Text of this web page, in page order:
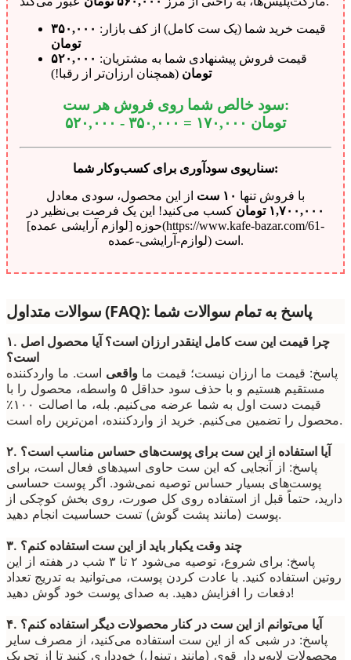
قیمت خرید شما (یک ست کامل) از کف بازار: ۳۵۰,۰۰۰
تومان
قیمت فروش پیشنهادی شما به مشتریان: ۵۲۰,۰۰۰
تومان (همچنان ارزان‌تر از رقبا!)
سود خالص شما روی فروش هر ست:
۵۲۰,۰۰۰ - ۳۵۰,۰۰۰ =
۱۷۰,۰۰۰ تومان
سناریوی سودآوری برای کسب‌وکار شما:
با فروش تنها ۱۰ ست
از این محصول، سودی معادل
۱,۷۰۰,۰۰۰ تومان
کسب می‌کنید! این یک فرصت بی‌نظیر در
حوزه [لوازم آرایشی عمده](https://www.kafe-bazar.com/61-
لوازم-آرایشی-عمده) است.
سوالات متداول (FAQ): پاسخ به تمام سوالات شما
۱. چرا قیمت این ست کامل اینقدر ارزان است؟ آیا محصول اصل
است؟
پاسخ: قیمت ما ارزان نیست؛ قیمت ما واقعی است. ما واردکننده
مستقیم هستیم و با حذف سود حداقل ۵ واسطه، محصول را با
قیمت دست اول به شما عرضه می‌کنیم. بله، ما اصالت ۱۰۰٪
محصول را تضمین می‌کنیم. خرید از واردکننده، امن‌ترین راه است.
۲. آیا استفاده از این ست برای پوست‌های حساس مناسب است؟
پاسخ: از آنجایی که این ست حاوی اسیدهای فعال است، برای
پوست‌های بسیار حساس توصیه نمی‌شود. اگر پوست حساسی
دارید، حتماً قبل از استفاده روی کل صورت، روی بخش کوچکی از
پوست (مانند پشت گوش) تست حساسیت انجام دهید.
۳. چند وقت یکبار باید از این ست استفاده کنم؟
پاسخ: برای شروع، توصیه می‌شود ۲ تا ۳ شب در هفته از این
روتین استفاده کنید. با عادت کردن پوست، می‌توانید به تدریج تعداد
دفعات را افزایش دهید. به صدای پوست خود گوش دهید!
۴. آیا می‌توانم از این ست در کنار محصولات دیگر استفاده کنم؟
پاسخ: در شبی که از این ست استفاده می‌کنید، از مصرف سایر
محصولات لایه‌بردار قوی (مانند رتینول) خودداری کنید تا از تحریک